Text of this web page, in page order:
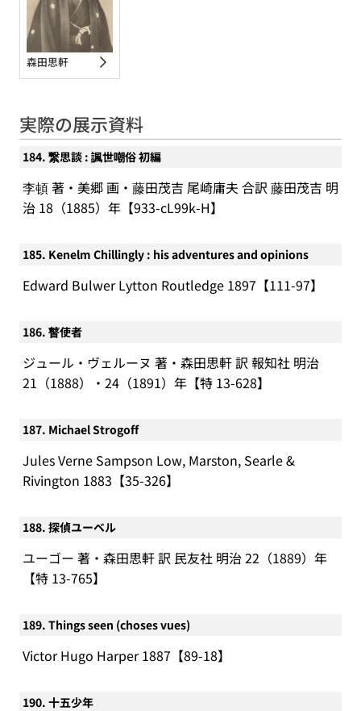
森田思軒
実際の展示資料
184. 繋思談 : 諷世嘲俗 初編
李頓 著・美郷 画・藤田茂吉 尾崎庸夫 合訳 藤田茂吉 明
治 18（1885）年【933-cL99k-H】
185. Kenelm Chillingly : his adventures and opinions
Edward Bulwer Lytton Routledge 1897【111-97】
186. 瞽使者
ジュール・ヴェルーヌ 著・森田思軒 訳 報知社 明治
21（1888）・24（1891）年【特 13-628】
187. Michael Strogoff
Jules Verne Sampson Low, Marston, Searle &
Rivington 1883【35-326】
188. 探偵ユーベル
ユーゴー 著・森田思軒 訳 民友社 明治 22（1889）年
【特 13-765】
189. Things seen (choses vues)
Victor Hugo Harper 1887【89-18】
190. 十五少年